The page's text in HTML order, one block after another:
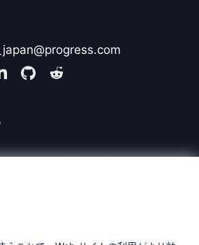
ートフォリオの一部です。プログレスは、アプリケ
Software Corporation 、そして/
は関連会社。全著作権を所有。